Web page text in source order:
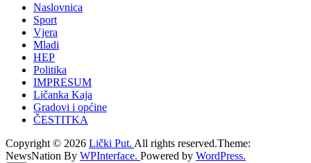
Naslovnica
Sport
Vjera
Mladi
HEP
Politika
IMPRESUM
Ličanka Kaja
Gradovi i općine
ČESTITKA
Copyright © 2026 Lički Put. All rights reserved.Theme:
NewsNation By WPInterface. Powered by WordPress.